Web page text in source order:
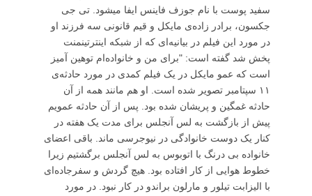
سفید پوست با نام جوزف فاینس ایفا میشود. تی جی
جکسون، برادر زاده‌ی مایکل و قیم قانونی سه فرزند او
در مورد این فیلم در بیانیه‌ای که از شبکه اینترتینمنت
پخش شد گفته است: "برای من و خانواده‌ام توهین آمیز
است که عمو مایکل در یک فیلم کمدی در مورد حادثه‌ی
۱۱ سپتامبر تصویر شده است. او هم مانند همه از آن
حادثه غمگین و پریشان شده بود. پس از آن حادثه عمویم
پیش از بازگشت به لس آنجلس برای مدت یک هفته در
کنار یک دوست خانوادگی در نیوجرسی ماند. باقی اعضای
خانواده بی درنگ با اتوبوس به لس آنجلس برگشتیم زیرا
خطوط هوایی از کار افتاده بود. هیچ گردش و سفرجاده‌ای
با الیزابت تیلور و مارلون براندو در کار نبود. در مورد